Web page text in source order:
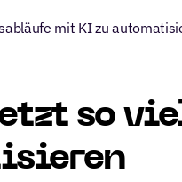
mit KI zu
so